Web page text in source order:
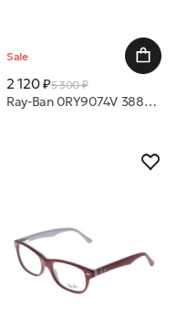
Sale
2 120 ₽5 300 ₽
Ray-Ban 0RY9074V 3881 41 16 оправа